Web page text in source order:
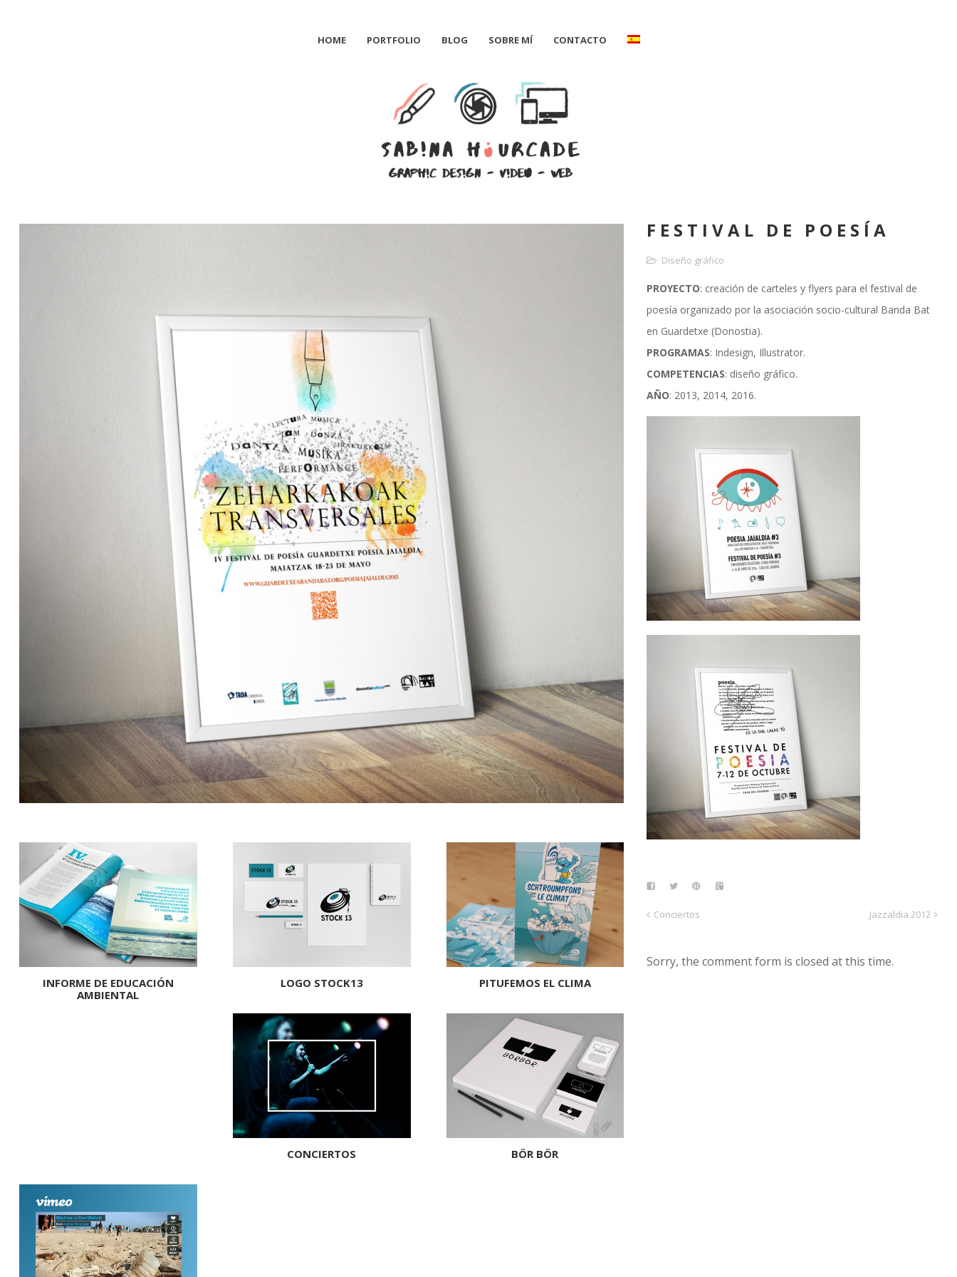
HOME PORTFOLIO BLOG SOBRE MÍ CONTACTO
INFORME DE EDUCACIÓN
AMBIENTAL
LOGO STOCK13 PITUFEMOS EL CLIMA
CONCIERTOS BÖR BÖR
FESTIVAL DE POESÍA
Diseño gráfico
PROYECTO: creación de carteles y flyers para el festival de
poesía organizado por la asociación socio-cultural Banda Bat
en Guardetxe (Donostia).
PROGRAMAS: Indesign, Illustrator.
COMPETENCIAS: diseño gráfico.
AÑO: 2013, 2014, 2016.
Conciertos Jazzaldia 2012
Sorry, the comment form is closed at this time.